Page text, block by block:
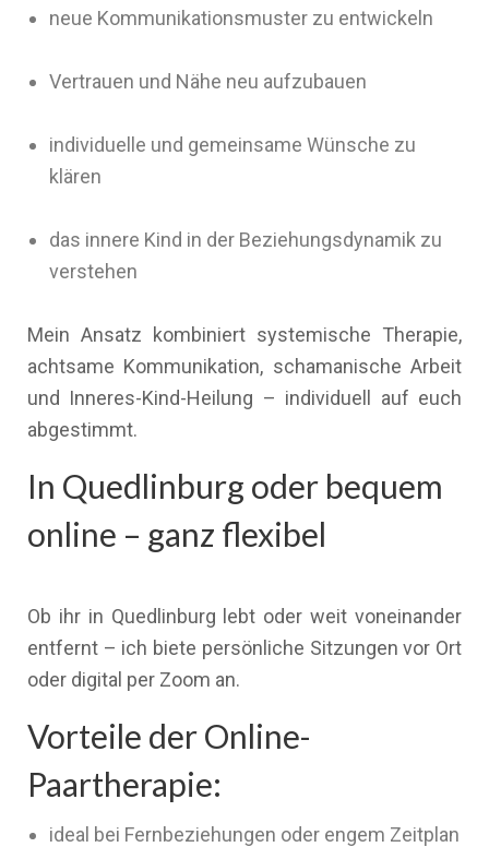
neue Kommunikationsmuster zu entwickeln
Vertrauen und Nähe neu aufzubauen
individuelle und gemeinsame Wünsche zu
klären
das innere Kind in der Beziehungsdynamik zu
verstehen
Mein Ansatz kombiniert systemische Therapie,
achtsame Kommunikation, schamanische Arbeit
und Inneres-Kind-Heilung – individuell auf euch
abgestimmt.
In Quedlinburg oder bequem
online – ganz flexibel
Ob ihr in Quedlinburg lebt oder weit voneinander
entfernt – ich biete persönliche Sitzungen vor Ort
oder digital per Zoom an.
Vorteile der Online-
Paartherapie:
ideal bei Fernbeziehungen oder engem Zeitplan